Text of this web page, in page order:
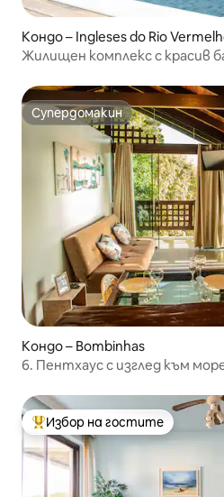
Кондо – Ingleses do Rio
lis
Жилищен комплекс с красив
Супердомакин
Супердомакин
Кондо – Bombinhas
6. Пентхаус с изглед към
Най-популярен избор на
Избор на гостите